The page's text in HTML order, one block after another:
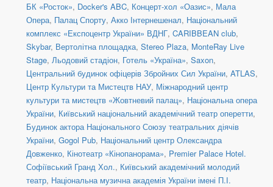
БК «Росток», Docker's ABC, Концерт-хол «Оазис», Мала
Опера, Палац Спорту, Акко Інтернешенал, Національний
комплекс «Експоцентр України» ВДНГ, CARIBBEAN club,
Skybar, Вертолітна площадка, Stereo Plaza, MonteRay Live
Stage, Льодовий стадіон, Готель «Україна», Saxon,
Центральний будинок офіцерів Збройних Сил України, ATLAS,
Центр Культури та Мистецтв НАУ, Міжнародний центр
культури та мистецтв «Жовтневий палац», Національна опера
України, Київський національний академічний театр оперетти,
Будинок актора Національного Союзу театральних діячів
України, Gogol Pub, Національний центр Олександра
Довженко, Кінотеатр «Кінопанорама», Premier Palace Hotel.
Софіївський Гранд Хол., Київський академічний молодий
театр, Національна музична академія України імені П.І.